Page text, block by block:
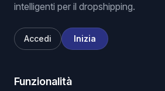
intelligenti per il dropshipping.
Accedi Inizia
Funzionalità